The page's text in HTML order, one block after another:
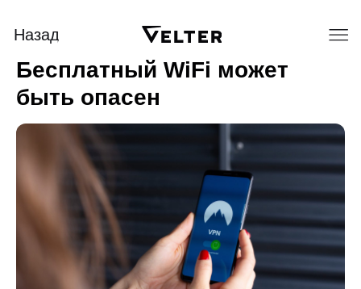
Бесплатный WiFi может
быть опасен